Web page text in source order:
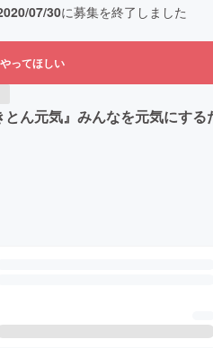
07/30に募集を終了しました
ってほしい
ん元気』みんなを元気にす